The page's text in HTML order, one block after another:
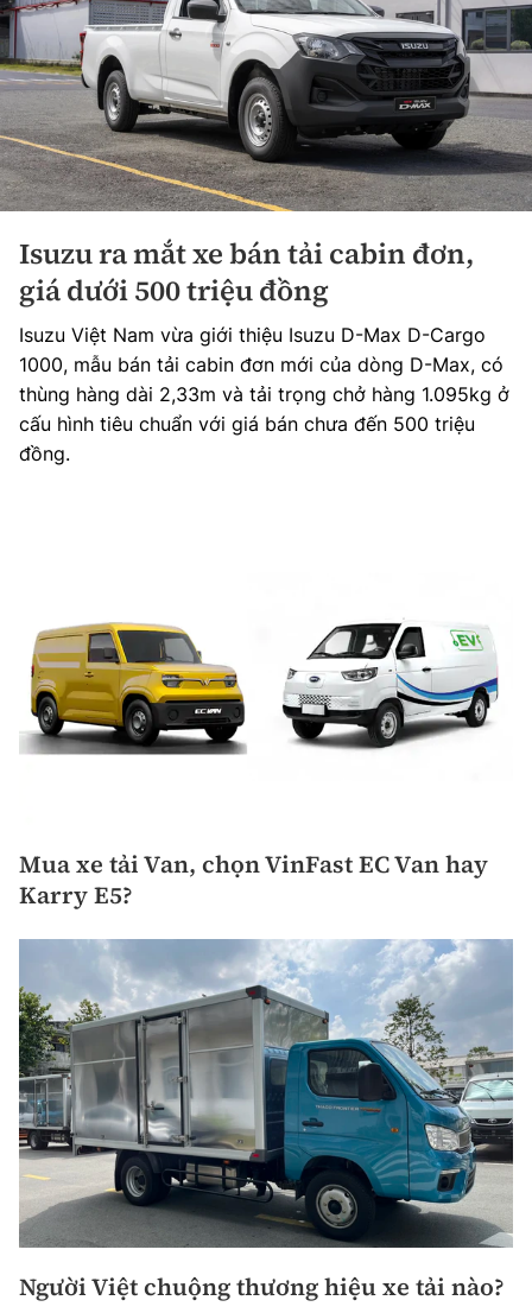
Isuzu ra mắt xe bán tải cabin đơn,
giá dưới 500 triệu đồng
Isuzu Việt Nam vừa giới thiệu Isuzu D-Max D-Cargo
1000, mẫu bán tải cabin đơn mới của dòng D-Max, có
thùng hàng dài 2,33m và tải trọng chở hàng 1.095kg ở
cấu hình tiêu chuẩn với giá bán chưa đến 500 triệu
đồng.
Mua xe tải Van, chọn VinFast EC Van hay
Karry E5?
Người Việt chuộng thương hiệu xe tải nào?